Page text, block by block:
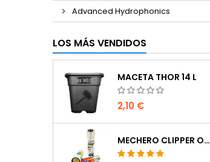
Advanced Hydrophonics
LOS MÁS VENDIDOS
MACETA THOR 14 L
2,10 €
MECHERO CLIPPER OCULTACIÓN